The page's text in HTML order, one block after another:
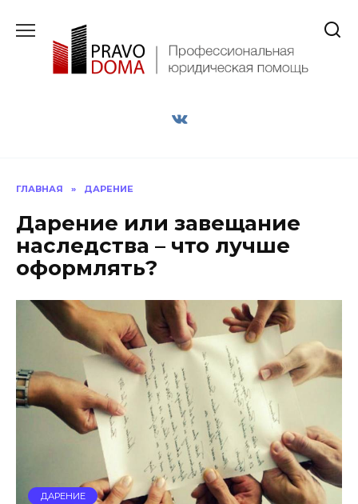
содержанию
ГЛАВНАЯ » ДАРЕНИЕ
Дарение или завещание
наследства – что лучше
оформлять?
ДАРЕНИЕ